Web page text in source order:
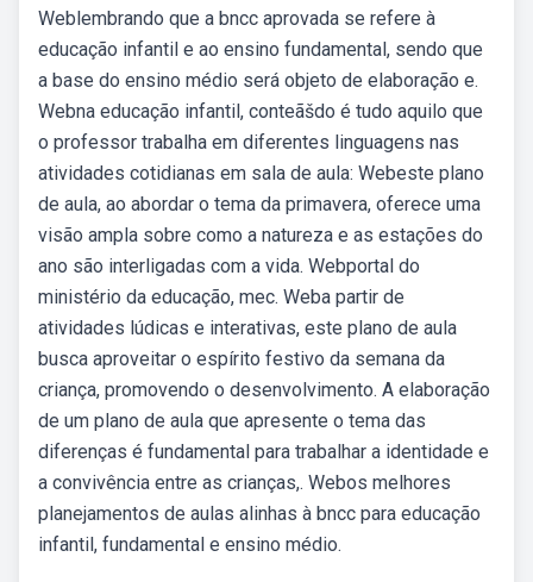
Weblembrando que a bncc aprovada se refere à
educação infantil e ao ensino fundamental, sendo que
a base do ensino médio será objeto de elaboração e.
Webna educação infantil, conteãšdo é tudo aquilo que
o professor trabalha em diferentes linguagens nas
atividades cotidianas em sala de aula: Webeste plano
de aula, ao abordar o tema da primavera, oferece uma
visão ampla sobre como a natureza e as estações do
ano são interligadas com a vida. Webportal do
ministério da educação, mec. Weba partir de
atividades lúdicas e interativas, este plano de aula
busca aproveitar o espírito festivo da semana da
criança, promovendo o desenvolvimento. A elaboração
de um plano de aula que apresente o tema das
diferenças é fundamental para trabalhar a identidade e
a convivência entre as crianças,. Webos melhores
planejamentos de aulas alinhas à bncc para educação
infantil, fundamental e ensino médio.